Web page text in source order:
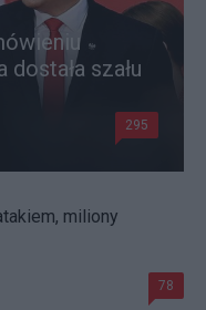
szału
295
miliony
78